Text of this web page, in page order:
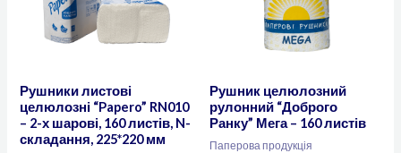
Рушники листові
целюлозні “Papero” RN010
– 2-х шарові, 160 листів, N-
складання, 225*220 мм
Рушник целюлозний
рулонний “Доброго
Ранку” Мега – 160 листів
Паперова продукція